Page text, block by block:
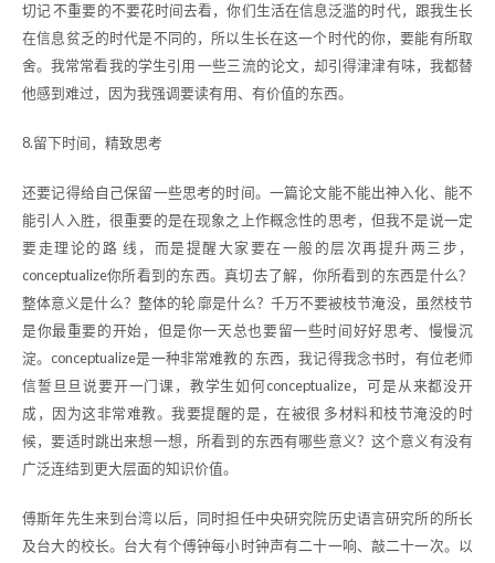
切记 不重要的不要花时间去看，你们生活在信息泛滥的时代，跟我生长
在信息贫乏的时代是不同的，所以生长在这一个时代的你，要能有所取
舍。我常常看我的学生引用 一些三流的论文，却引得津津有味，我都替
他感到难过，因为我强调要读有用、有价值的东西。
8.留下时间，精致思考
还要记得给自己保留一些思考的时间。一篇论文能不能出神入化、能不
能引人入胜，很重要的是在现象之上作概念性的思考，但我不是说一定
要走理论的路 线，而是提醒大家要在一般的层次再提升两三步，
conceptualize你所看到的东西。真切去了解，你所看到的东西是什么？
整体意义是什么？整体的轮 廓是什么？千万不要被枝节淹没，虽然枝节
是你最重要的开始，但是你一天总也要留一些时间好好思考、慢慢沉
淀。conceptualize是一种非常难教的 东西，我记得我念书时，有位老师
信誓旦旦说要开一门课，教学生如何conceptualize，可是从来都没开
成，因为这非常难教。我要提醒的是，在被很 多材料和枝节淹没的时
候，要适时跳出来想一想，所看到的东西有哪些意义？这个意义有没有
广泛连结到更大层面的知识价值。
傅斯年先生来到台湾以后，同时担任中央研究院历史语言研究所的所长
及台大的校长。台大有个傅钟每小时钟声有二十一响、敲二十一次。以